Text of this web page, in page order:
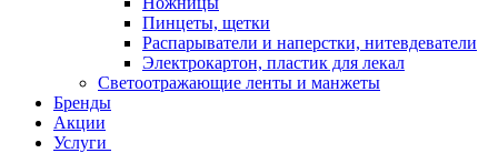
Пинцеты, щетки
Распарыватели и наперстки, нитевдеватели
Электрокартон, пластик для лекал
Светоотражающие ленты и манжеты
Бренды
Акции
Услуги